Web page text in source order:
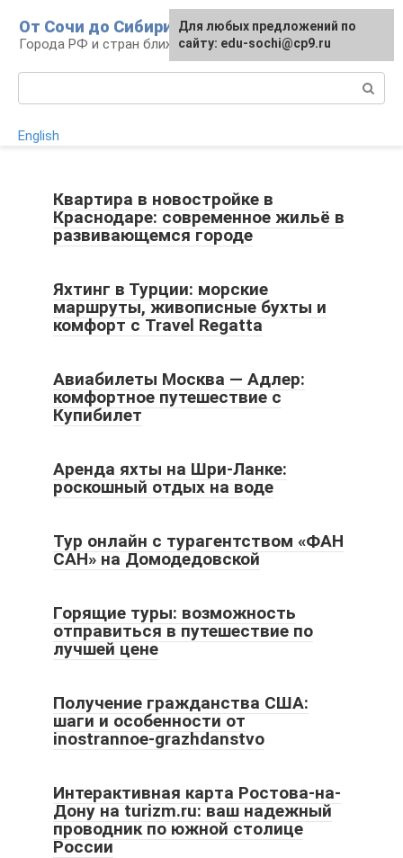
контенту
От Сочи до Сибири
Города РФ и стран ближнего зарубежья
English
Квартира в новостройке в
Краснодаре: современное жильё в
развивающемся городе
Яхтинг в Турции: морские
маршруты, живописные бухты и
комфорт с Travel Regatta
Авиабилеты Москва — Адлер:
комфортное путешествие с
Купибилет
Аренда яхты на Шри-Ланке:
роскошный отдых на воде
Тур онлайн с турагентством «ФАН
САН» на Домодедовской
Горящие туры: возможность
отправиться в путешествие по
лучшей цене
Получение гражданства США:
шаги и особенности от
inostrannoe-grazhdanstvo
Интерактивная карта Ростова-на-
Дону на turizm.ru: ваш надежный
проводник по южной столице
России
Для любых предложений по
сайту: edu-sochi@cp9.ru